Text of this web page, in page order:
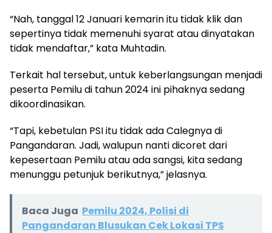
“Nah, tanggal 12 Januari kemarin itu tidak klik dan
sepertinya tidak memenuhi syarat atau dinyatakan
tidak mendaftar,” kata Muhtadin.
Terkait hal tersebut, untuk keberlangsungan menjadi
peserta Pemilu di tahun 2024 ini pihaknya sedang
dikoordinasikan.
“Tapi, kebetulan PSI itu tidak ada Calegnya di
Pangandaran. Jadi, walupun nanti dicoret dari
kepesertaan Pemilu atau ada sangsi, kita sedang
menunggu petunjuk berikutnya,” jelasnya.
Baca Juga Pemilu 2024, Polisi di
Pangandaran Blusukan Cek Lokasi TPS